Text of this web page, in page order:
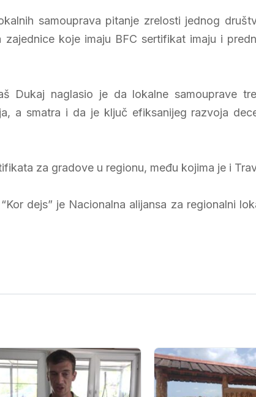
samouprava pitanje zrelosti jednog
koje imaju BFC sertifikat imaju i
Dukaj naglasio je da lokalne samouprave
a smatra i da je ključ efiksanijeg razvoja
za gradove u regionu, među kojima je i
dejs” je Nacionalna alijansa za regionalni